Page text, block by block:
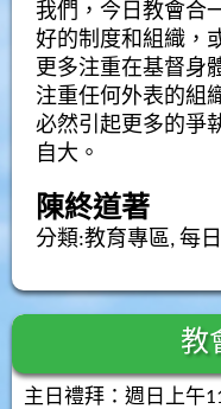
我們，今日教會合
好的制度和組織，
更多注重在基督身
注重任何外表的組
必然引起更多的爭
自大。
陳終道著
分類:教育專區, 每
教
主日禮拜：週日上午